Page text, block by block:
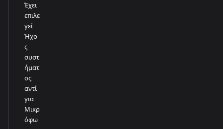
Έχει
επιλε
γεί
Ήχο
ς
συστ
ήματ
ος
αντί
για
Μικρ
όφω